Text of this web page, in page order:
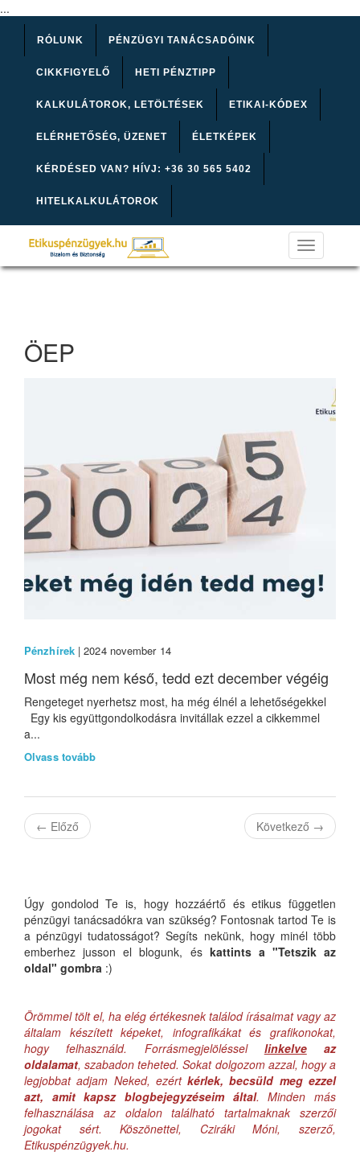
...
RÓLUNK PÉNZÜGYI TANÁCSADÓINK
CIKKFIGYELŐ HETI PÉNZTIPP
KALKULÁTOROK, LETÖLTÉSEK ETIKAI-KÓDEX
ELÉRHETŐSÉG, ÜZENET ÉLETKÉPEK
KÉRDÉSED VAN? HÍVJ: +36 30 565 5402
HITELKALKULÁTOROK
Toggle
navigation
ÖEP
Pénzhírek| 2024 november 14
Most még nem késő, tedd ezt december végéig
Rengeteget nyerhetsz most, ha még élnél a lehetőségekkel
Egy kis együttgondolkodásra invitállak ezzel a cikkemmel
a...
Olvass tovább
← Előző Következő →
Úgy gondolod Te is, hogy hozzáértő és etikus független
pénzügyi tanácsadókra van szükség? Fontosnak tartod Te is
a pénzügyi tudatosságot? Segíts nekünk, hogy minél több
emberhez jusson el blogunk, és kattints a "Tetszik az
oldal" gombra :)
Örömmel tölt el, ha elég értékesnek találod írásaimat vagy az
általam készített képeket, infografikákat és grafikonokat,
hogy felhasználd. Forrásmegjelöléssel linkelveaz
oldalamat, szabadon teheted. Sokat dolgozom azzal, hogy a
legjobbat adjam Neked, ezértkérlek, becsüld meg ezzel
azt, amit kapsz blogbejegyzéseim által. Minden más
felhasználása az oldalon található tartalmaknak szerzői
jogokat sért. Köszönettel, Cziráki Móni, szerző,
Etikuspénzügyek.hu.